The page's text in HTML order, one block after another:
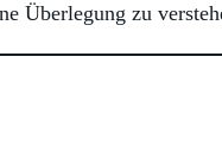
Überlegung zu